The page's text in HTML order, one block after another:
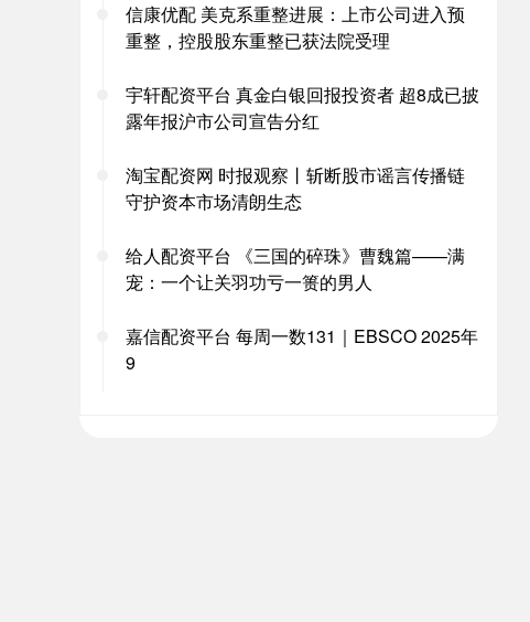
信康优配 美克系重整进展：上市公司进入预
重整，控股股东重整已获法院受理
宇轩配资平台 真金白银回报投资者 超8成已披
露年报沪市公司宣告分红
淘宝配资网 时报观察丨斩断股市谣言传播链
守护资本市场清朗生态
给人配资平台 《三国的碎珠》曹魏篇——满
宠：一个让关羽功亏一篑的男人
嘉信配资平台 每周一数131｜EBSCO 2025年
9